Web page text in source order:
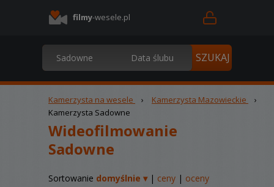
filmy-wesele.pl
Kamerzysta na wesele › Kamerzysta Mazowieckie
›
Kamerzysta Sadowne
Wideofilmowanie
Sadowne
Sortowanie domyślnie ▾| ceny | oceny